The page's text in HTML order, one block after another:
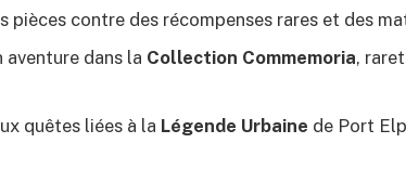
pièces contre des récompenses rares et des
aventure dans la Collection Commemoria,
quêtes liées à la Légende Urbaine de Port